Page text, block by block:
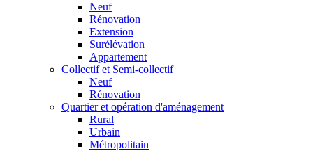
Neuf
Rénovation
Extension
Surélévation
Appartement
Collectif et Semi-collectif
Neuf
Rénovation
Quartier et opération d'aménagement
Rural
Urbain
Métropolitain